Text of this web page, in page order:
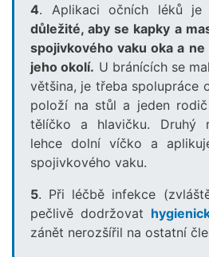
4. Aplikaci očních léků je
důležité, aby se kapky a
spojivkového vaku oka a
jeho okolí. U bránících se
většina, je třeba spolupráce
položí na stůl a jeden
tělíčko a hlavičku. Druhý
lehce dolní víčko a
spojivkového vaku.
5. Při léčbě infekce
pečlivě dodržovat
zánět nerozšířil na ostatní